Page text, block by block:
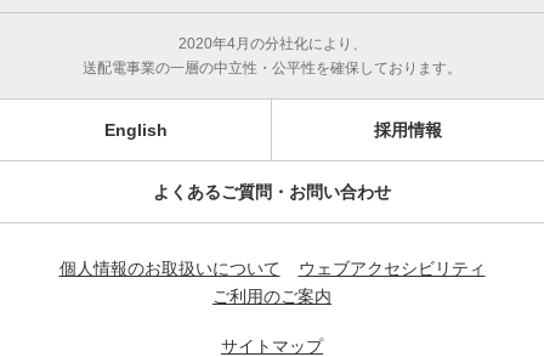
2020年4月の分社化により、
送配電事業の一層の中立性・公平性を確保しております。
English 採用情報
よくあるご質問・お問い合わせ
個人情報のお取扱いについて
ウェブアクセシビリティ
ご利用のご案内
サイトマップ